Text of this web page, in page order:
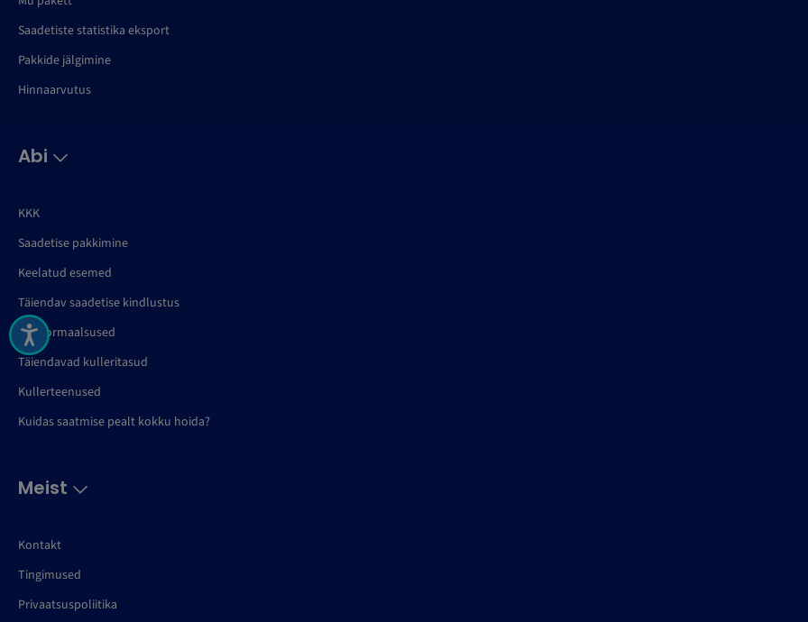
Saadetiste statistika eksport
Pakkide jälgimine
Hinnaarvutus
Abi
KKK
Saadetise pakkimine
Keelatud esemed
Täiendav saadetise kindlustus
Tolliformaalsused
Täiendavad kulleritasud
Kullerteenused
Kuidas saatmise pealt kokku hoida?
Meist
Kontakt
Tingimused
Privaatsuspoliitika